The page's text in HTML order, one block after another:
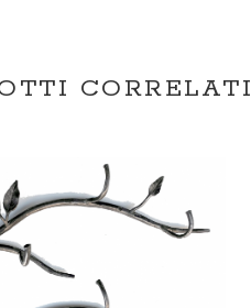
CORRELATI
SCEGLI